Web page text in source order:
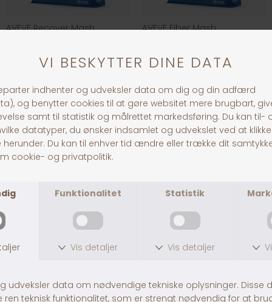
AVEVE Recover Mash
AVEVE Fiber Mash
Chicken Starter Mash
DKK 109,00